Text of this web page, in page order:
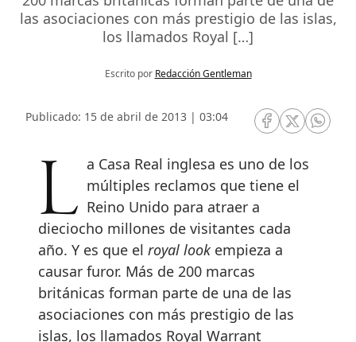
las asociaciones con más prestigio de las islas,
los llamados Royal […]
Escrito por Redacción Gentleman
Publicado: 15 de abril de 2013 | 03:04
RRSS Facebook
RRSSRRSS
La Casa Real inglesa es uno de los múltiples reclamos que tiene el
Reino Unido para atraer a
dieciocho millones de visitantes cada
año. Y es que el royal look empieza a
causar furor. Más de 200 marcas
británicas forman parte de una de las
asociaciones con más prestigio de las
islas, los llamados Royal Warrant